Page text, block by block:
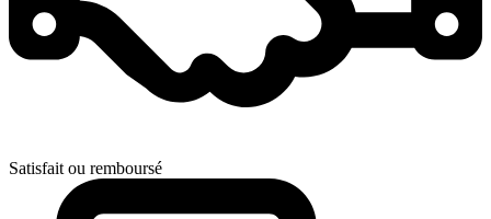
Satisfait ou remboursé